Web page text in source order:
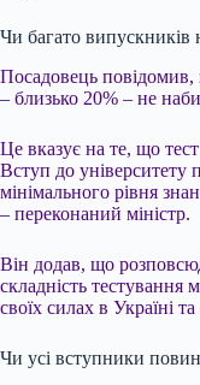
Чи багато
Посадовець повідомив,
– близько 20% – не
Це вказує на те, що
Вступ до університету
мінімального рівня
– переконаний міністр.
Він додав, що
складність тестування
своїх силах в Україні
Чи усі вступники